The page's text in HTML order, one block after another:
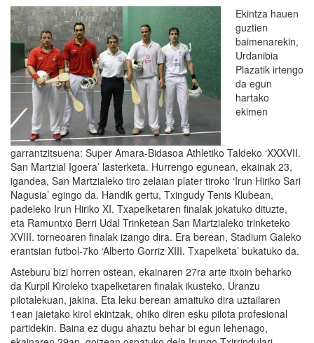
Ekintza hauen
guztien
baimenarekin,
Urdanibia
Plazatik irtengo
da egun
hartako
ekimen
garrantzitsuena: Super Amara-Bidasoa Athletiko Taldeko ‘XXXVII.
San Martzial Igoera’ lasterketa. Hurrengo egunean, ekainak 23,
igandea, San Martzialeko tiro zelaian plater tiroko ‘Irun Hiriko Sari
Nagusia’ egingo da. Handik gertu, Txingudy Tenis Klubean,
padeleko Irun Hiriko XI. Txapelketaren finalak jokatuko dituzte,
eta Ramuntxo Berri Udal Trinketean San Martzialeko trinketeko
XVIII. torneoaren finalak izango dira. Era berean, Stadium Galeko
erantsian futbol-7ko ‘Alberto Gorriz XIII. Txapelketa’ bukatuko da.
Asteburu bizi horren ostean, ekainaren 27ra arte itxoin beharko
da Kurpil Kiroleko txapelketaren finalak ikusteko, Uranzu
pilotalekuan, jakina. Eta leku berean amaituko dira uztailaren
1ean jaietako kirol ekintzak, ohiko diren esku pilota profesional
partidekin. Baina ez dugu ahaztu behar bi egun lehenago,